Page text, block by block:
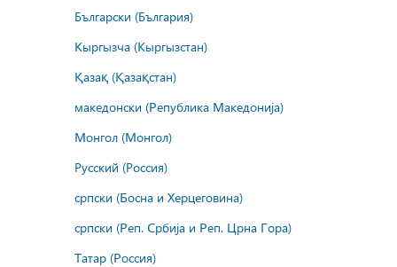
Български (България)
Кыргызча (Кыргызстан)
Қазақ (Қазақстан)
македонски (Република Македонија)
Монгол (Монгол)
Русский (Россия)
српски (Босна и Херцеговина)
српски (Реп. Србија и Реп. Црна Гора)
Татар (Россия)